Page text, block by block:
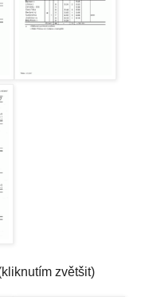
zvětšit)